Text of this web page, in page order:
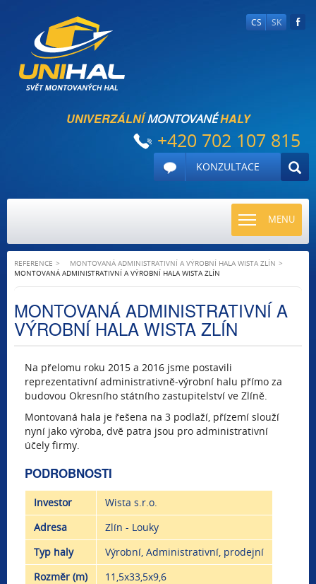
CS SK
UNIVERZÁLNÍMONTOVANÉHALY
+420 702 107 815
KONZULTACE
MENU
TOGGLE
REFERENCE
MONTOVANÁ ADMINISTRATIVNÍ A VÝROBNÍ HALA WISTA ZLÍN
MONTOVANÁ ADMINISTRATIVNÍ A VÝROBNÍ HALA WISTA ZLÍN
MONTOVANÁ ADMINISTRATIVNÍ A
VÝROBNÍ HALA WISTA ZLÍN
Na přelomu roku 2015 a 2016 jsme postavili
reprezentativní administrativně-výrobní halu přímo za
budovou Okresního státního zastupitelství ve Zlíně.
Montovaná hala je řešena na 3 podlaží, přízemí slouží
nyní jako výroba, dvě patra jsou pro administrativní
účely firmy.
PODROBNOSTI
Investor
Wista s.r.o.
Adresa
Zlín - Louky
Typ haly
Výrobní, Administrativní, prodejní
Rozměr (m)
11,5x33,5x9,6